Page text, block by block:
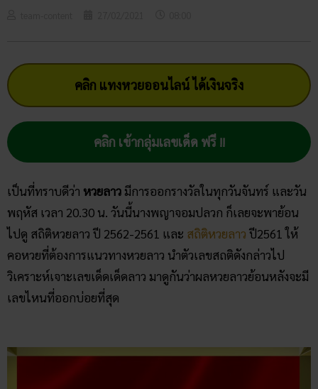
คลิก แทงหวยออนไลน์ ได้เงินจริง
คลิก เข้ากลุ่มเลขเด็ด ฟรี !!
เป็นที่ทราบดีว่า หวยลาว มีการออกรางวัลในทุกวันจันทร์ และวัน
พฤหัส เวลา 20.30 น. วันนี้นางพญาจอมปลวก ก็เลยจะพาย้อน
ไปดู สถิติหวยลาว ปี 2562-2561 และ สถิติหวยลาว ปี2561 ให้
คอหวยที่ต้องการแนวทางหวยลาว นำตัวเลขสถติดังกล่าวไป
วิเคราะห์เจาะเลขเด็ดเด็ดลาว มาดูกันว่าผลหวยลาวย้อนหลังจะมี
เลขไหนที่ออกบ่อยที่สุด